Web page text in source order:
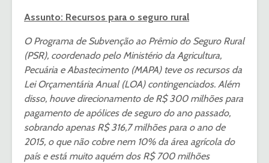
Assunto: Recursos para o seguro rural
O Programa de Subvenção ao Prêmio do Seguro Rural
(PSR), coordenado pelo Ministério da Agricultura,
Pecuária e Abastecimento (MAPA) teve os recursos da
Lei Orçamentária Anual (LOA) contingenciados. Além
disso, houve direcionamento de R$ 300 milhões para
pagamento de apólices de seguro do ano passado,
sobrando apenas R$ 316,7 milhões para o ano de
2015, o que não cobre nem 10% da área agrícola do
país e está muito aquém dos R$ 700 milhões